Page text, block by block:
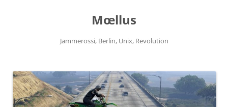
Mœllus
Jammerossi, Berlin, Unix, Revolution